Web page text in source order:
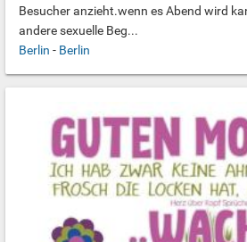
Besucher anzieht.wenn es Abend wird
andere sexuelle Beg...
Berlin - Berlin